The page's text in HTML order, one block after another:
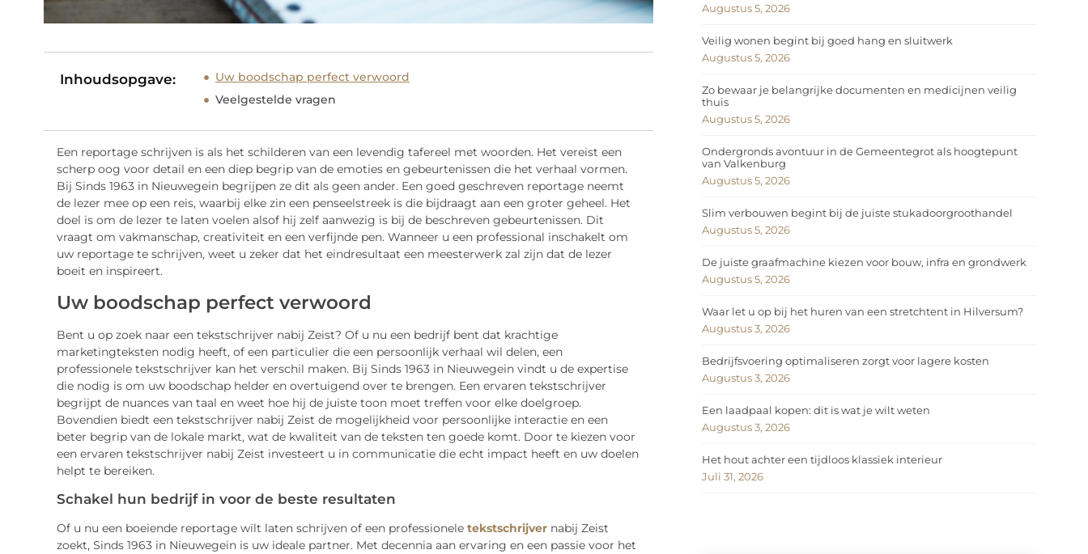
Inhoudsopgave:
Uw boodschap perfect verwoord
Veelgestelde vragen
Een reportage schrijven is als het schilderen van een levendig tafereel met woorden. Het vereist een
scherp oog voor detail en een diep begrip van de emoties en gebeurtenissen die het verhaal vormen.
Bij Sinds 1963 in Nieuwegein begrijpen ze dit als geen ander. Een goed geschreven reportage neemt
de lezer mee op een reis, waarbij elke zin een penseelstreek is die bijdraagt aan een groter geheel. Het
doel is om de lezer te laten voelen alsof hij zelf aanwezig is bij de beschreven gebeurtenissen. Dit
vraagt om vakmanschap, creativiteit en een verfijnde pen. Wanneer u een professional inschakelt om
uw reportage te schrijven, weet u zeker dat het eindresultaat een meesterwerk zal zijn dat de lezer
boeit en inspireert.
Uw boodschap perfect verwoord
Bent u op zoek naar een tekstschrijver nabij Zeist? Of u nu een bedrijf bent dat krachtige
marketingteksten nodig heeft, of een particulier die een persoonlijk verhaal wil delen, een
professionele tekstschrijver kan het verschil maken. Bij Sinds 1963 in Nieuwegein vindt u de expertise
die nodig is om uw boodschap helder en overtuigend over te brengen. Een ervaren tekstschrijver
begrijpt de nuances van taal en weet hoe hij de juiste toon moet treffen voor elke doelgroep.
Bovendien biedt een tekstschrijver nabij Zeist de mogelijkheid voor persoonlijke interactie en een
beter begrip van de lokale markt, wat de kwaliteit van de teksten ten goede komt. Door te kiezen voor
een ervaren tekstschrijver nabij Zeist investeert u in communicatie die echt impact heeft en uw doelen
helpt te bereiken.
Schakel hun bedrijf in voor de beste resultaten
Of u nu een boeiende reportage wilt laten schrijven of een professionele tekstschrijvernabij Zeist
zoekt, Sinds 1963 in Nieuwegein is uw ideale partner. Met decennia aan ervaring en een passie voor het
Augustus 5, 2026
Veilig wonen begint bij goed hang en sluitwerk
Augustus 5, 2026
Zo bewaar je belangrijke documenten en medicijnen veilig
thuis
Augustus 5, 2026
Ondergronds avontuur in de Gemeentegrot als hoogtepunt
van Valkenburg
Augustus 5, 2026
Slim verbouwen begint bij de juiste stukadoorgroothandel
Augustus 5, 2026
De juiste graafmachine kiezen voor bouw, infra en grondwerk
Augustus 5, 2026
Waar let u op bij het huren van een stretchtent in Hilversum?
Augustus 3, 2026
Bedrijfsvoering optimaliseren zorgt voor lagere kosten
Augustus 3, 2026
Een laadpaal kopen: dit is wat je wilt weten
Augustus 3, 2026
Het hout achter een tijdloos klassiek interieur
Juli 31, 2026